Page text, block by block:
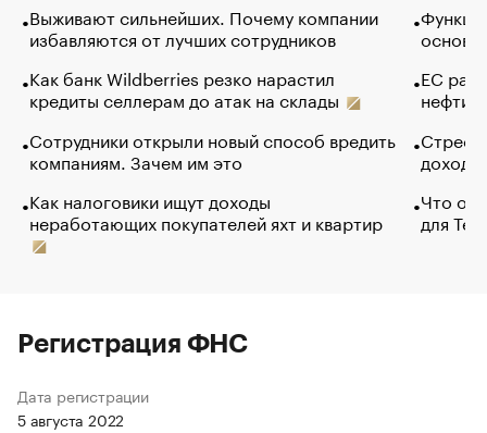
Выживают сильнейших. Почему компании
избавляются от лучших сотрудников
Как банк Wildberries резко нарастил
кредиты селлерам до атак на склады
Сотрудники открыли новый способ вредить
компаниям. Зачем им это
Как налоговики ищут доходы
неработающих покупателей яхт и квартир
основ
ЕС
нефти
Что
для
Регистрация ФНС
Дата регистрации
5 августа 2022